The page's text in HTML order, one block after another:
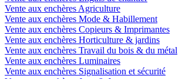
Vente aux enchères Agriculture
Vente aux enchères Mode & Habillement
Vente aux enchères Copieurs & Imprimantes
Vente aux enchères Horticulture & jardins
Vente aux enchères Travail du bois & du métal
Vente aux enchères Luminaires
Vente aux enchères Signalisation et sécurité